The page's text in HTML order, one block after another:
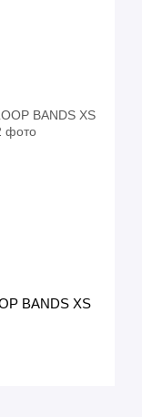
BANDS XS